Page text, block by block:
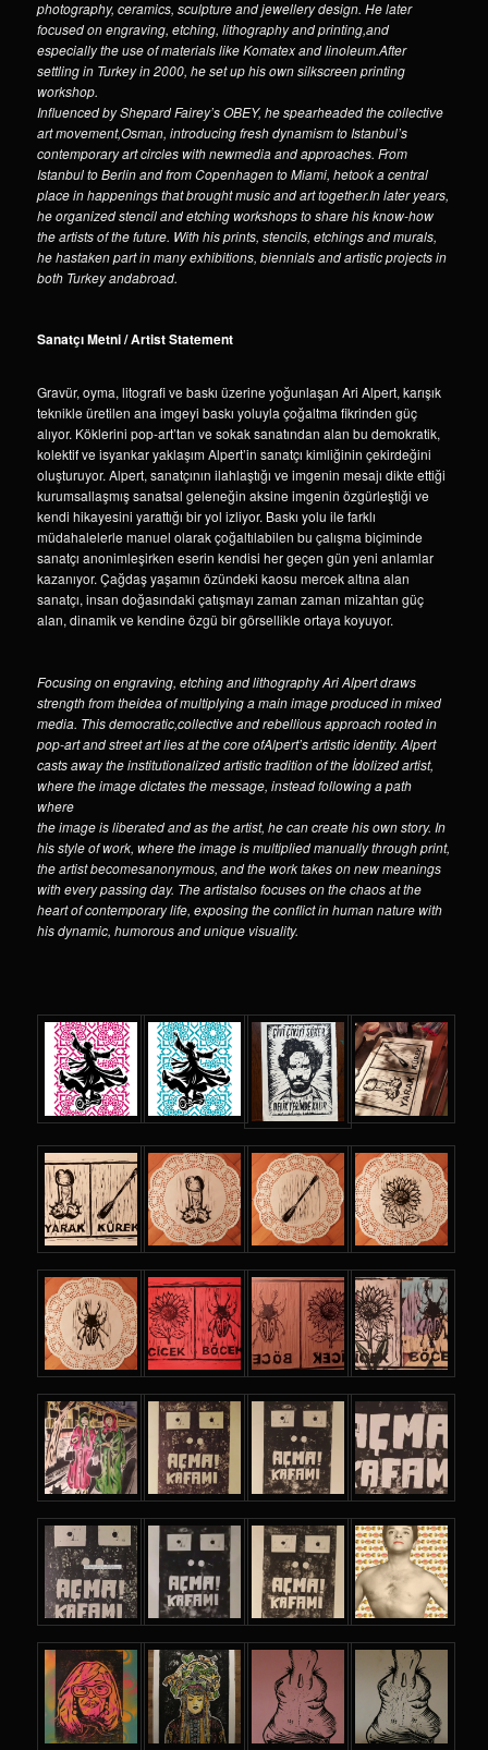
photography, ceramics, sculpture and jewellery design. He later
focused on engraving, etching, lithography and printing,and
especially the use of materials like Komatex and linoleum.After
settling in Turkey in 2000, he set up his own silkscreen printing
workshop.
Influenced by Shepard Fairey’s OBEY, he spearheaded the collective
art movement,Osman, introducing fresh dynamism to Istanbul’s
contemporary art circles with newmedia and approaches. From
Istanbul to Berlin and from Copenhagen to Miami, hetook a central
place in happenings that brought music and art together.In later years,
he organized stencil and etching workshops to share his know-how
the artists of the future. With his prints, stencils, etchings and murals,
he hastaken part in many exhibitions, biennials and artistic projects in
both Turkey andabroad.
Sanatçı Metni / Artist Statement
Gravür, oyma, litografi ve baskı üzerine yoğunlaşan Ari Alpert, karışık
teknikle üretilen ana imgeyi baskı yoluyla çoğaltma fikrinden güç
alıyor. Köklerini pop-art’tan ve sokak sanatından alan bu demokratik,
kolektif ve isyankar yaklaşım Alpert’in sanatçı kimliğinin çekirdeğini
oluşturuyor. Alpert, sanatçının ilahlaştığı ve imgenin mesajı dikte ettiği
kurumsallaşmış sanatsal geleneğin aksine imgenin özgürleştiği ve
kendi hikayesini yarattığı bir yol izliyor. Baskı yolu ile farklı
müdahalelerle manuel olarak çoğaltılabilen bu çalışma biçiminde
sanatçı anonimleşirken eserin kendisi her geçen gün yeni anlamlar
kazanıyor. Çağdaş yaşamın özündeki kaosu mercek altına alan
sanatçı, insan doğasındaki çatışmayı zaman zaman mizahtan güç
alan, dinamik ve kendine özgü bir görsellikle ortaya koyuyor.
Focusing on engraving, etching and lithography Ari Alpert draws
strength from theidea of multiplying a main image produced in mixed
media. This democratic,collective and rebellious approach rooted in
pop-art and street art lies at the core ofAlpert’s artistic identity. Alpert
casts away the institutionalized artistic tradition of the İdolized artist,
where the image dictates the message, instead following a path
where
the image is liberated and as the artist, he can create his own story. In
his style of work, where the image is multiplied manually through print,
the artist becomesanonymous, and the work takes on new meanings
with every passing day. The artistalso focuses on the chaos at the
heart of contemporary life, exposing the conflict in human nature with
his dynamic, humorous and unique visuality.